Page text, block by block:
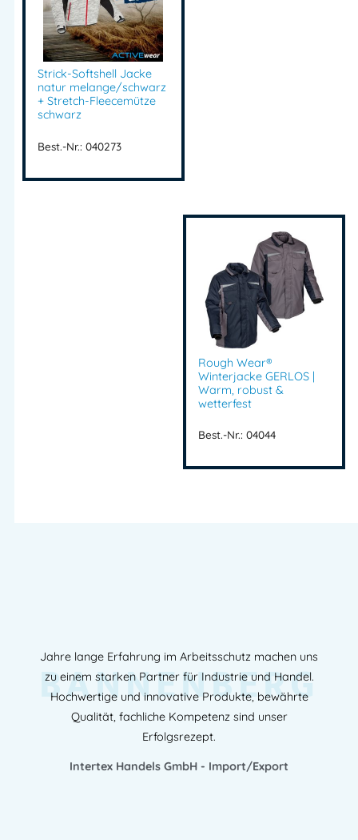
Strick-Softshell Jacke
natur melange/schwarz
+ Stretch-Fleecemütze
schwarz
Best.-Nr.: 040273
Rough Wear®
Winterjacke GERLOS |
Warm, robust &
wetterfest
Best.-Nr.: 04044
Jahre lange Erfahrung im Arbeitsschutz machen uns
zu einem starken Partner für Industrie und Handel.
Hochwertige und innovative Produkte, bewährte
Qualität, fachliche Kompetenz sind unser
Erfolgsrezept.
Intertex Handels GmbH - Import/Export
BANNENBERG